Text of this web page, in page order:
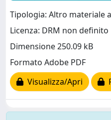
Tipologia: Altro materiale
Licenza: DRM non definito
Dimensione 250.09 kB
Formato Adobe PDF
Visualizza/Apri